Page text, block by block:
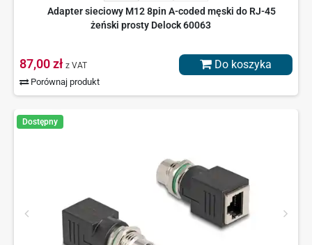
Adapter sieciowy M12 8pin A-coded męski do RJ-45
żeński prosty Delock 60063
87,00 zł z VAT
Porównaj produkt
Do koszyka
Dostępny